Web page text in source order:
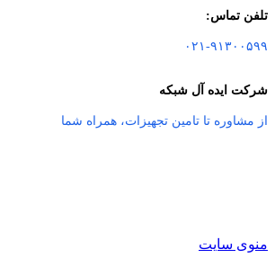
تلفن تماس:
۰۲۱-۹۱۳۰۰۵۹۹
شرکت ایده آل شبکه
از مشاوره تا تامین تجهیزات، همراه شما
منوی سایت